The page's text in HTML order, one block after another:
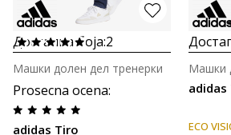
Достапна боја:2
Prosecna ocena:
adidas Tiro
Машки долен дел тренерки
adidas
Машки
ECO